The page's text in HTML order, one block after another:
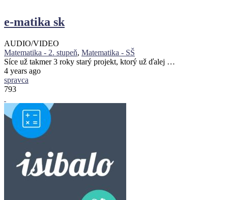
e-matika sk
AUDIO/VIDEO
Matematika - 2. stupeň, Matematika - SŠ
Síce už takmer 3 roky starý projekt, ktorý už ďalej …
4 years ago
spravca
793